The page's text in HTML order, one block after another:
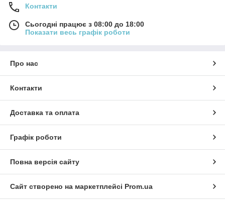
Контакти
Сьогодні працює з 08:00 до 18:00
Показати весь графік роботи
Про нас
Контакти
Доставка та оплата
Графік роботи
Повна версія сайту
Сайт створено на маркетплейсі Prom.ua